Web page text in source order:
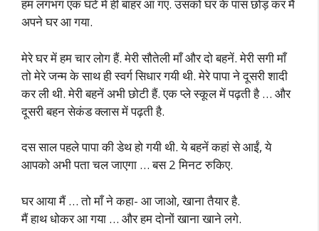
हम लगभग एक घंटे में ही बाहर आ गए. उसको घर के पास छोड़ कर मैं
अपने घर आ गया.
मेरे घर में हम चार लोग हैं. मेरी सौतेली माँ और दो बहनें. मेरी सगी माँ
तो मेरे जन्म के साथ ही स्वर्ग सिधार गयी थी. मेरे पापा ने दूसरी शादी
कर ली थी. मेरी बहनें अभी छोटी हैं. एक प्ले स्कूल में पढ़ती है … और
दूसरी बहन सेकंड क्लास में पढ़ती है.
दस साल पहले पापा की डेथ हो गयी थी. ये बहनें कहां से आईं, ये
आपको अभी पता चल जाएगा … बस 2 मिनट रुकिए.
घर आया मैं … तो माँ ने कहा- आ जाओ, खाना तैयार है.
मैं हाथ धोकर आ गया … और हम दोनों खाना खाने लगे.